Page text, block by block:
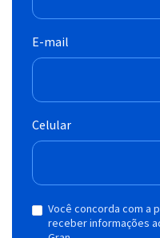
E-mail
Celular
Você concorda com a
receber informações